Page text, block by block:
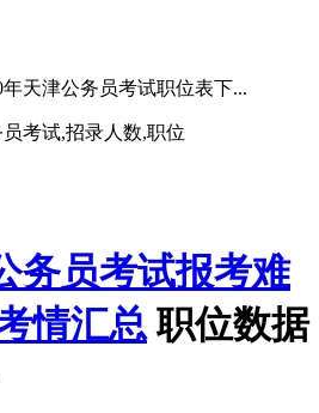
天津公务员考试职位表下...
考试,招录人数,职位
务员考试报考难
情汇总 职位数据